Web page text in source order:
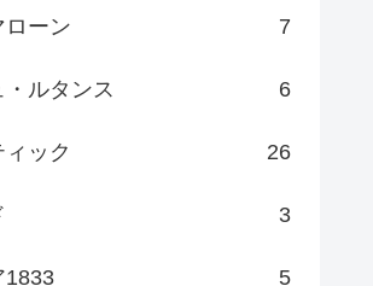
ローン 7
ルタンス 6
ック 26
3
1833 5